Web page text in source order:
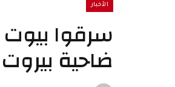
الأخبار
سرقوا
ضاحية بيروت